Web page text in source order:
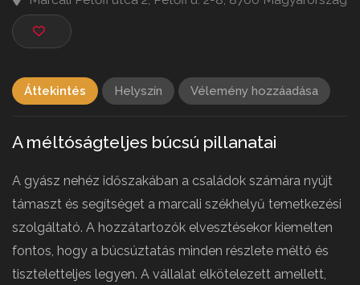
Marcali Petőfi utca 2, Petőfi u. 2-8, 8700
Áttekintés Helyszín Vélemény hozzáadása
A méltóságteljes búcsú pillanatai
A gyász nehéz időszakában a családok számára nyújt
támaszt és segítséget a marcali székhelyű temetkezési
szolgáltató. A hozzátartozók elvesztésekor kiemelten
fontos, hogy a búcsúztatás minden részlete méltó és
tiszteletteljes legyen. A vállalat elkötelezett amellett,